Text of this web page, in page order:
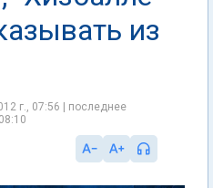
из
г., 07:56 | последнее